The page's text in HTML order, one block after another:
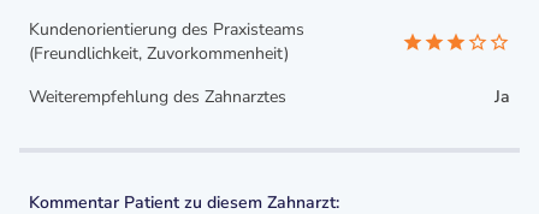
Kundenorientierung des Praxisteams
(Freundlichkeit, Zuvorkommenheit)
Weiterempfehlung des Zahnarztes
Ja
Kommentar Patient zu diesem Zahnarzt: